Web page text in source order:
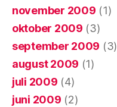
november 2009 (1)
oktober 2009 (3)
september 2009 (3)
august 2009 (1)
juli 2009 (4)
juni 2009 (2)